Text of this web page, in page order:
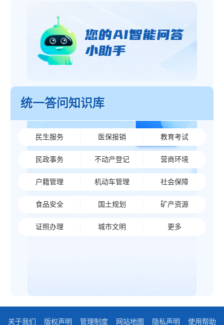
统一答问知识库
民生服务 医保报销 教育考试
民政事务 不动产登记 营商环境
户籍管理 机动车管理 社会保障
食品安全 国土规划 矿产资源
证照办理 城市文明 更多
关于我们 版权声明 管理制度 网站地图 隐私声明 使用帮助